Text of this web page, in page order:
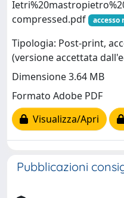
compressed.pdf
accesso
Tipologia: Post-print,
(versione accettata
Dimensione 3.64 MB
Formato Adobe PDF
Visualizza/Apri
Pubblicazioni